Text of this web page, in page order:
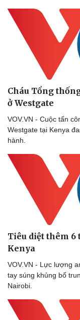
Cháu Tổng
ở Westgate
VOV.VN - Cuộc tấn
Westgate tại Kenya
hành.
Tiêu diệt thêm 6
Kenya
VOV.VN - Lực lượng
tay súng khủng bố
Nairobi.